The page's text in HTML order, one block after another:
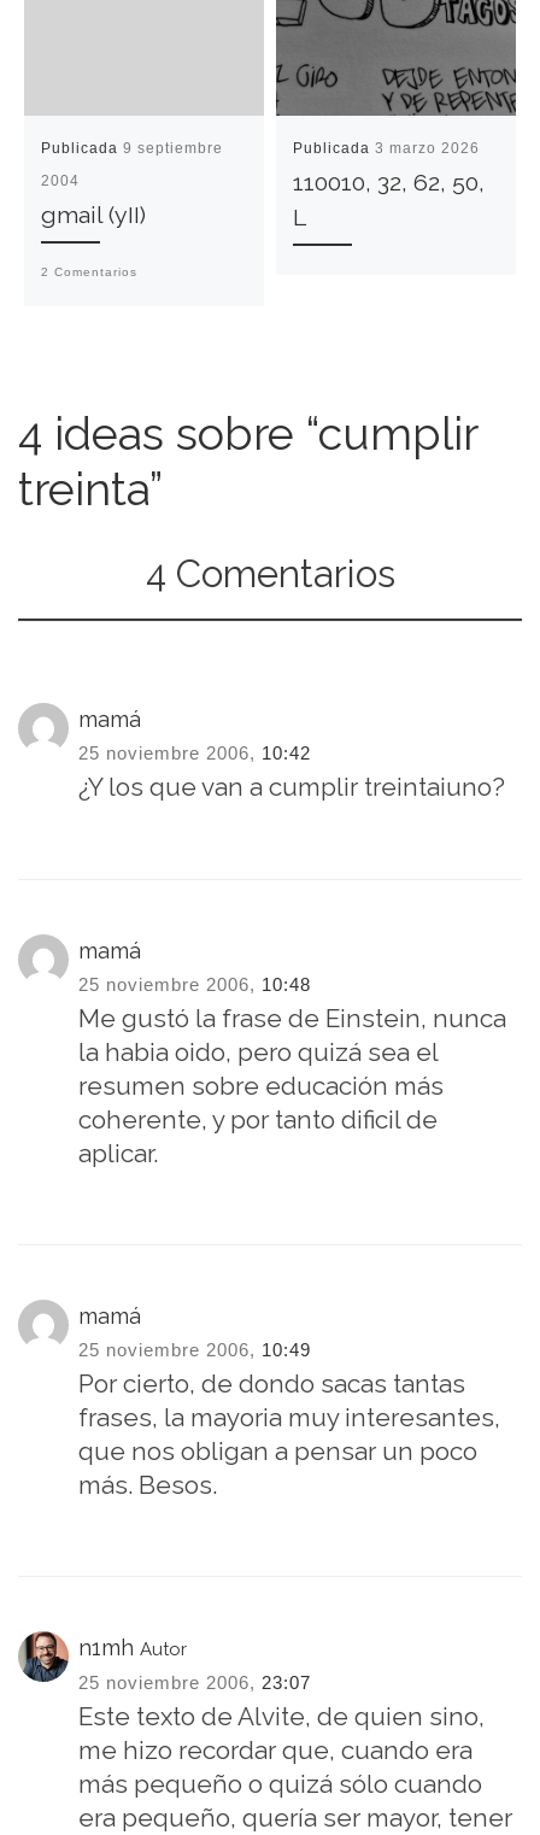
Publicada9 septiembre
2004
gmail (yII)
2 Comentarios
Publicada3 marzo 2026
110010, 32, 62, 50,
L
4 ideas sobre “cumplir
treinta”
4 Comentarios
mamá
25 noviembre 2006, 10:42
¿Y los que van a cumplir treintaiuno?
mamá
25 noviembre 2006, 10:48
Me gustó la frase de Einstein, nunca
la habia oido, pero quizá sea el
resumen sobre educación más
coherente, y por tanto dificil de
aplicar.
mamá
25 noviembre 2006, 10:49
Por cierto, de dondo sacas tantas
frases, la mayoria muy interesantes,
que nos obligan a pensar un poco
más. Besos.
n1mh Autor
25 noviembre 2006, 23:07
Este texto de Alvite, de quien sino,
me hizo recordar que, cuando era
más pequeño o quizá sólo cuando
era pequeño, quería ser mayor, tener